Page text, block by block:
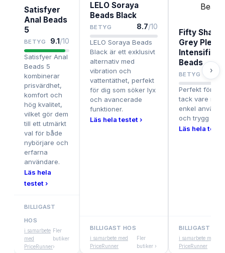
Satisfyer
Anal Beads
5
BETYG 9.1/10
Satisfyer Anal
Beads 5
kombinerar
prisvärdhet,
komfort och
hög kvalitet,
vilket gör dem
till ett utmärkt
val för både
nybörjare och
erfarna
användare.
Läs hela
testet ›
BILLIGAST
HOS
i samarbete
med
PriceRunner
Fler
butiker
›
LELO Soraya
Beads Black
BETYG 8.7/10
LELO Soraya Beads
Black är ett exklusivt
alternativ med
vibration och
vattentäthet, perfekt
för dig som söker lyx
och avancerade
funktioner.
Läs hela testet ›
BILLIGAST HOS
i samarbete med
PriceRunner
Fler
butiker ›
Fifty
Grey
Intensified
Beads
BETYG
Perfekt för
tack vare
enkel
och trygg
Läs hela
BILLIGAST HOS
i samarbete med
PriceRunner
›